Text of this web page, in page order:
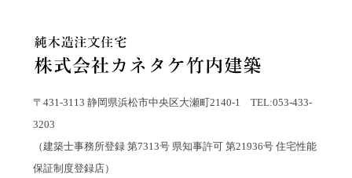
〒431-3113 静岡県浜松市中央区大瀬町2140-1 TEL:053-433-
3203
（建築士事務所登録 第7313号 県知事許可 第21936号 住宅性能
保証制度登録店）